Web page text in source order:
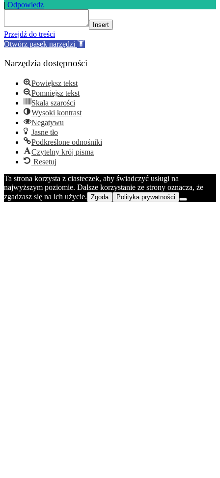
| Odpowiedz
Insert
Przejdź do treści
Otwórz pasek narzędzi
Narzędzia dostępności
Powiększ tekst
Pomniejsz tekst
Skala szarości
Wysoki kontrast
Negatywu
Jasne tło
Podkreślone odnośniki
Czytelny krój pisma
Resetuj
Ta strona korzysta z ciasteczek, aby świadczyć usługi na
najwyższym poziomie. Dalsze korzystanie ze strony oznacza, że
zgadzasz się na ich użycie. Zgoda Polityka prywatności